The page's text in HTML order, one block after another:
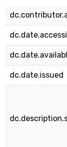
dc.date.issued